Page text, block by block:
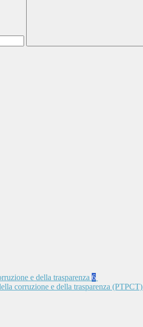
e della trasparenza 6
corruzione e della trasparenza (PTPCT)